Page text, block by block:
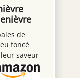
de
foncé
saveur
notes
en